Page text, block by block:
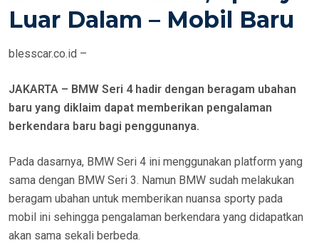
Luar Dalam – Mobil Baru
blesscar.co.id –
JAKARTA – BMW Seri 4 hadir dengan beragam ubahan
baru yang diklaim dapat memberikan pengalaman
berkendara baru bagi penggunanya.
Pada dasarnya, BMW Seri 4 ini menggunakan platform yang
sama dengan BMW Seri 3. Namun BMW sudah melakukan
beragam ubahan untuk memberikan nuansa sporty pada
mobil ini sehingga pengalaman berkendara yang didapatkan
akan sama sekali berbeda.